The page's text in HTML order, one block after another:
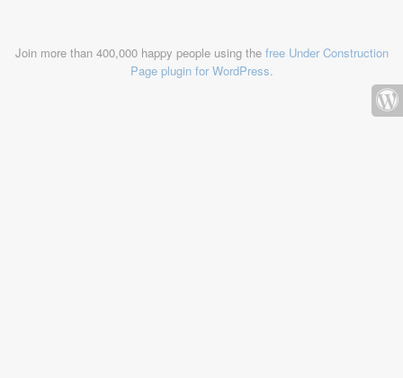
Join more than 400,000 happy people using the free Under Construction
Page plugin for WordPress.